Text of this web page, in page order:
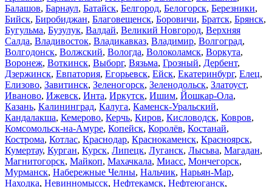
Балашов, Барнаул, Батайск, Белгород, Белогорск, Березники,
Бийск, Биробиджан, Благовещенск, Боровичи, Братск, Брянск,
Бугульма, Бузулук, Валдай, Великий Новгород, Верхняя
Салда, Владивосток, Владикавказ, Владимир, Волгоград,
Волгодонск, Волжский, Вологда, Волоколамск, Воркута,
Воронеж, Воткинск, Выборг, Вязьма, Грозный, Дербент,
Дзержинск, Евпатория, Егорьевск, Ейск, Екатеринбург, Елец,
Елизово, Завитинск, Зеленогорск, Зеленодольск, Златоуст,
Иваново, Ижевск, Инта, Иркутск, Ишим, Йошкар-Ола,
Казань, Калининград, Калуга, Каменск-Уральский,
Кандалакша, Кемерово, Керчь, Киров, Кисловодск, Ковров,
Комсомольск-на-Амуре, Копейск, Королёв, Костанай,
Кострома, Котлас, Краснодар, Краснокаменск, Красноярск,
Кумертау, Курган, Курск, Липецк, Луганск, Лысьва, Магадан,
Магнитогорск, Майкоп, Махачкала, Миасс, Мончегорск,
Мурманск, Набережные Челны, Нальчик, Нарьян-Мар,
Находка, Невинномысск, Нефтекамск, Нефтеюганск,